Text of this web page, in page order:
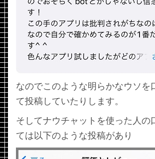
なのでこのような明らかなウソを
て投稿していたりします。
そしてナウチャットを使った人の
ては以下のような投稿があり